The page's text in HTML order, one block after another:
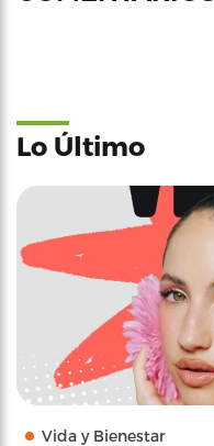
Lo Último
Vida y Bienestar